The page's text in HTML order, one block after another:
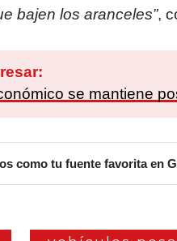
bajen los aranceles”,
se mantiene
como tu fuente favorita en